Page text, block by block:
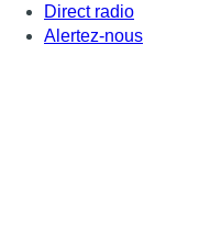
Direct radio
Alertez-nous